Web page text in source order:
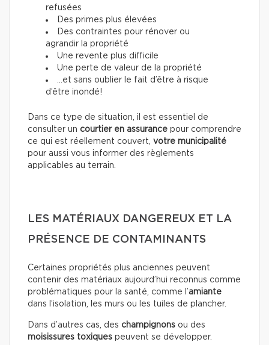
refusées
Des primes plus élevées
Des contraintes pour rénover ou
agrandir la propriété
Une revente plus difficile
Une perte de valeur de la propriété
…et sans oublier le fait d’être à risque
d’être inondé!
Dans ce type de situation, il est essentiel de
consulter un courtier en assurance pour comprendre
ce qui est réellement couvert, votre municipalité
pour aussi vous informer des règlements
applicables au terrain.
LES MATÉRIAUX DANGEREUX ET LA
PRÉSENCE DE CONTAMINANTS
Certaines propriétés plus anciennes peuvent
contenir des matériaux aujourd’hui reconnus comme
problématiques pour la santé, comme l’amiante
dans l’isolation, les murs ou les tuiles de plancher.
Dans d’autres cas, des champignons ou des
moisissures toxiques peuvent se développer.